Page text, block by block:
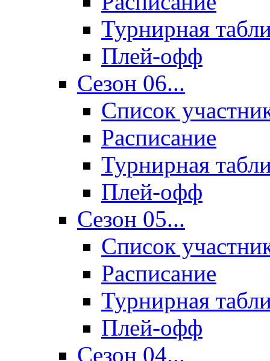
Турнирная
Плей-офф
Сезон 06...
Список
Расписание
Турнирная
Плей-офф
Сезон 05...
Список
Расписание
Турнирная
Плей-офф
Сезон 04...